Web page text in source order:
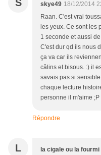
S skye49 18/12/2014
Raan. C'est vrai
les yeux. Ce sont les
1 seconde et aussi
C'est dur qd ils nous
ça va car ils
câlins et bisous. :) il
savais pas si
chaque lecture
personne il m'aime ;P
Répondre
L la cigale ou la fourmi